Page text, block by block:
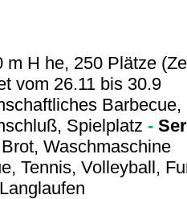
m H he, 250 Plätze
vom 26.11 bis 30.9
Barbecue,
Spielplatz -
Waschmaschine
Tennis, Volleyball,